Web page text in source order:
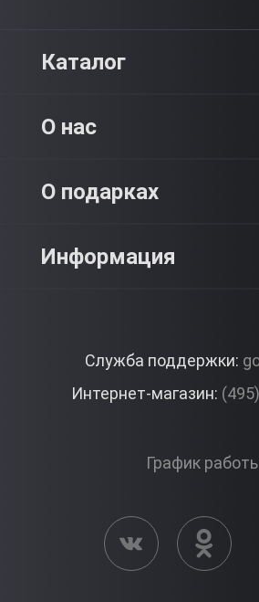
Каталог
Premium
О нас
О компании
Контакты
О подарках
Как это
Вопросы и
Информация
Корпоративные
Активация
Служба поддержки:
Интернет-магазин:
График